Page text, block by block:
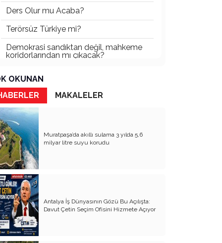
Ders Olur mu Acaba?
Terörsüz Türkiye mi?
Demokrasi sandıktan değil, mahkeme
koridorlarından mı çıkacak?
Gazetecinin kaderi!..
Turizmde Herşey Dahil Sistemi
tartışılmalı
MB Başkanı ve Şimşek’e
Padişahın Vergi Deneyi!..
Erdoğan ve Özel’e açık mektup!..
Bahçeli siyasetin zirvesine oturdu!..
Artık yeter!.. Başka Antalya yok!..
Milli Eğitim cemaatlere mi teslim
ediliyor?
Liyakatın Gözyaşları!..
OKUNAN
MAKALELER
Muratpaşa’da akıllı sulama 3 yılda 5,6
milyar litre suyu korudu
Antalya İş Dünyasının Gözü Bu Açılışta:
Davut Çetin Seçim Ofisini Hizmete Açıyor